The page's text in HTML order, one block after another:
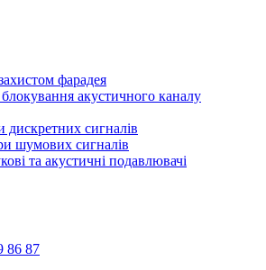
фарадея
акустичного каналу
сигналів
шумових сигналів
та акустичні подавлювачі
86 87